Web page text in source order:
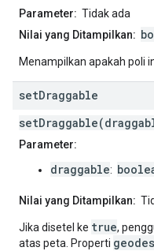
Parameter: Tidak ada
Nilai yang Ditampilkan:
Menampilkan apakah poli
setDraggable
Parameter:
draggable:
Nilai yang Ditampilkan:
Jika disetel ke true,
atas peta. Properti